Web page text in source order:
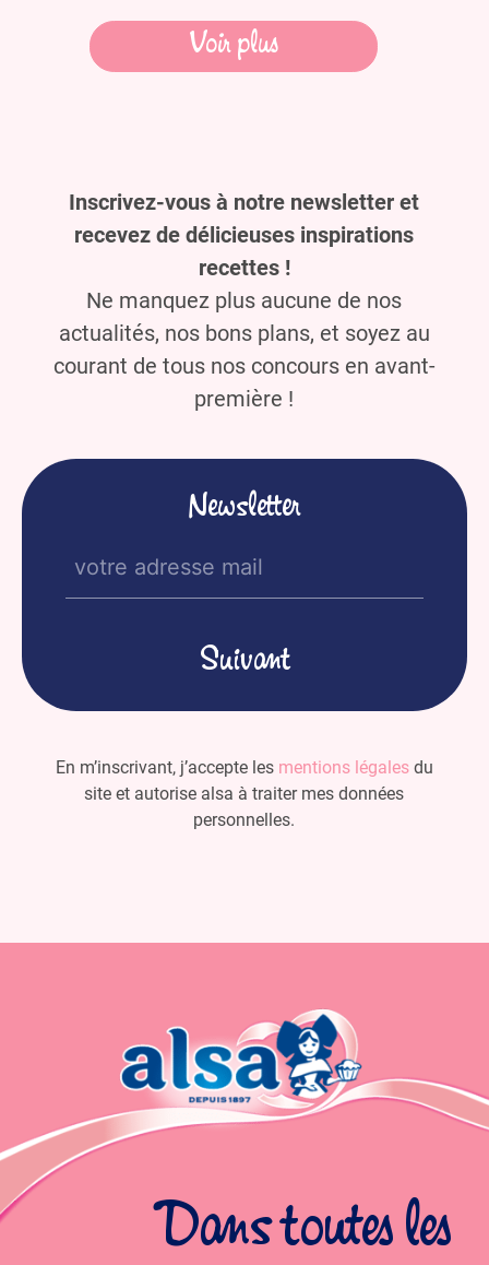
NavigationVoir plus
Inscrivez-vous à notre newsletter et
recevez de délicieuses inspirations
recettes !
Ne manquez plus aucune de nos
actualités, nos bons plans, et soyez au
courant de tous nos concours en avant-
première !
Newsletter
E-
mail
En m’inscrivant, j’accepte les mentions légalesdu
site et autorise alsa à traiter mes données
personnelles.
Dans toutes les